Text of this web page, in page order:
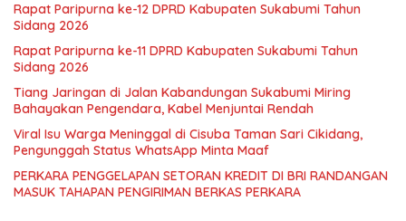
Rapat Paripurna ke-12 DPRD Kabupaten Sukabumi Tahun
Sidang 2026
Rapat Paripurna ke-11 DPRD Kabupaten Sukabumi Tahun
Sidang 2026
Tiang Jaringan di Jalan Kabandungan Sukabumi Miring
Bahayakan Pengendara, Kabel Menjuntai Rendah
Viral Isu Warga Meninggal di Cisuba Taman Sari Cikidang,
Pengunggah Status WhatsApp Minta Maaf
PERKARA PENGGELAPAN SETORAN KREDIT DI BRI RANDANGAN
MASUK TAHAPAN PENGIRIMAN BERKAS PERKARA